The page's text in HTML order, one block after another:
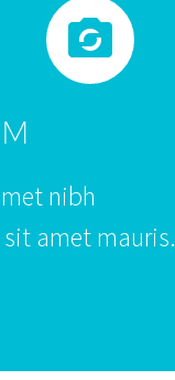


nibh
amet mauris.